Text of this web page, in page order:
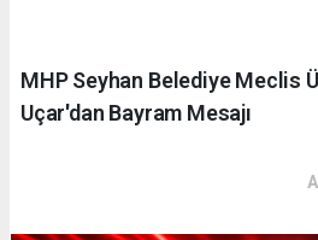
MHP Seyhan Belediye Meclis
Uçar'dan Bayram Mesajı